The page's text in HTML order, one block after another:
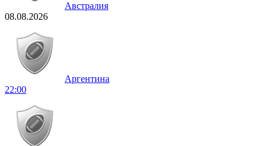
Австралия
08.08.2026
Аргентина
22:00